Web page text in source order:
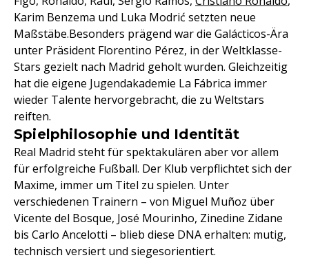
Karim Benzema und Luka Modrić setzten neue
Maßstäbe.Besonders prägend war die Galácticos-Ära
unter Präsident Florentino Pérez, in der Weltklasse-
Stars gezielt nach Madrid geholt wurden. Gleichzeitig
hat die eigene Jugendakademie La Fábrica immer
wieder Talente hervorgebracht, die zu Weltstars
reiften.
Spielphilosophie und Identität
Real Madrid steht für spektakulären aber vor allem
für erfolgreiche Fußball. Der Klub verpflichtet sich der
Maxime, immer um Titel zu spielen. Unter
verschiedenen Trainern – von Miguel Muñoz über
Vicente del Bosque, José Mourinho, Zinedine Zidane
bis Carlo Ancelotti – blieb diese DNA erhalten: mutig,
technisch versiert und siegesorientiert.